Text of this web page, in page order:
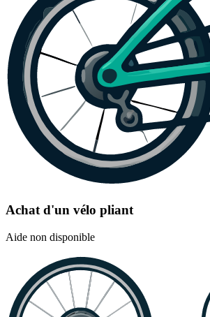
Achat d'un vélo pliant
Aide non disponible